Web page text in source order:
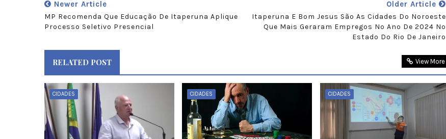
Newer Article
MP Recomenda Que Educação De Itaperuna Aplique
Processo Seletivo Presencial
Older Article
Itaperuna E Bom Jesus São As Cidades Do Noroeste
Que Mais Geraram Empregos No Ano De 2024 No
Estado Do Rio De Janeiro
RELATED POST View More
CIDADES CIDADES CIDADES